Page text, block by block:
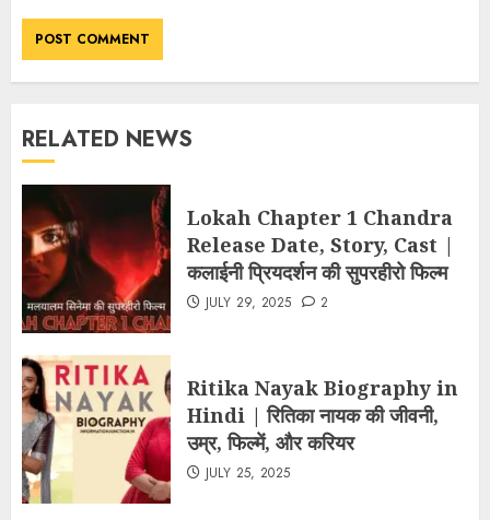
RELATED NEWS
Lokah Chapter 1 Chandra
Release Date, Story, Cast |
कलाईनी प्रियदर्शन की सुपरहीरो फिल्म
JULY 29, 2025 2
Ritika Nayak Biography in
Hindi | रितिका नायक की जीवनी,
उम्र, फिल्में, और करियर
JULY 25, 2025